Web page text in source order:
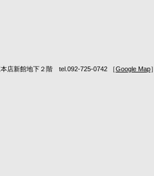
店新館地下２階 tel.092-725-0742 ［Google Map］